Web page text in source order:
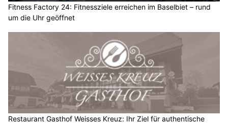
Fitness Factory 24: Fitnessziele erreichen im Baselbiet – rund
um die Uhr geöffnet
Restaurant Gasthof Weisses Kreuz: Ihr Ziel für authentische